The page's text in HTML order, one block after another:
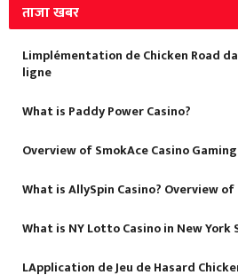
ताजा खबर
Limplémentation de Chicken Road
ligne
What is Paddy Power Casino?
Overview of SmokAce Casino
What is AllySpin Casino? Overview
What is NY Lotto Casino in New York
LApplication de Jeu de Hasard